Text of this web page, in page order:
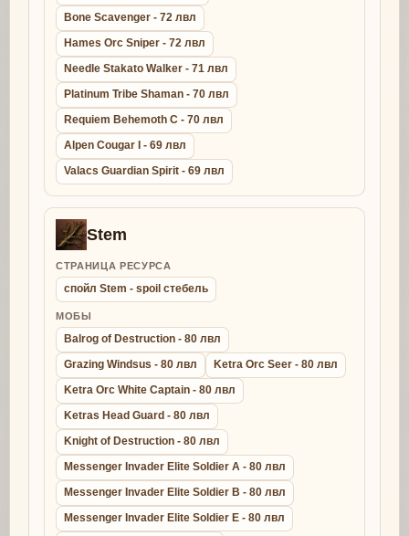
Bone Scavenger - 72 лвл
Hames Orc Sniper - 72 лвл
Needle Stakato Walker - 71 лвл
Platinum Tribe Shaman - 70 лвл
Requiem Behemoth C - 70 лвл
Alpen Cougar I - 69 лвл
Valacs Guardian Spirit - 69 лвл
Stem
СТРАНИЦА РЕСУРСА
спойл Stem - spoil стебель
МОБЫ
Balrog of Destruction - 80 лвл
Grazing Windsus - 80 лвл
Ketra Orc Seer - 80 лвл
Ketra Orc White Captain - 80 лвл
Ketras Head Guard - 80 лвл
Knight of Destruction - 80 лвл
Messenger Invader Elite Soldier A - 80 лвл
Messenger Invader Elite Soldier B - 80 лвл
Messenger Invader Elite Soldier E - 80 лвл